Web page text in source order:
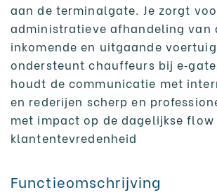
aan de terminalgate. Je zorgt
administratieve afhandeling van
inkomende en uitgaande
ondersteunt chauffeurs bij
houdt de communicatie met
en rederijen scherp en
met impact op de dagelijkse flow
klantentevredenheid
Functieomschrijving